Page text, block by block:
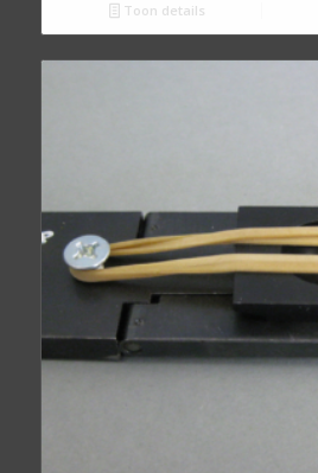
Toon details